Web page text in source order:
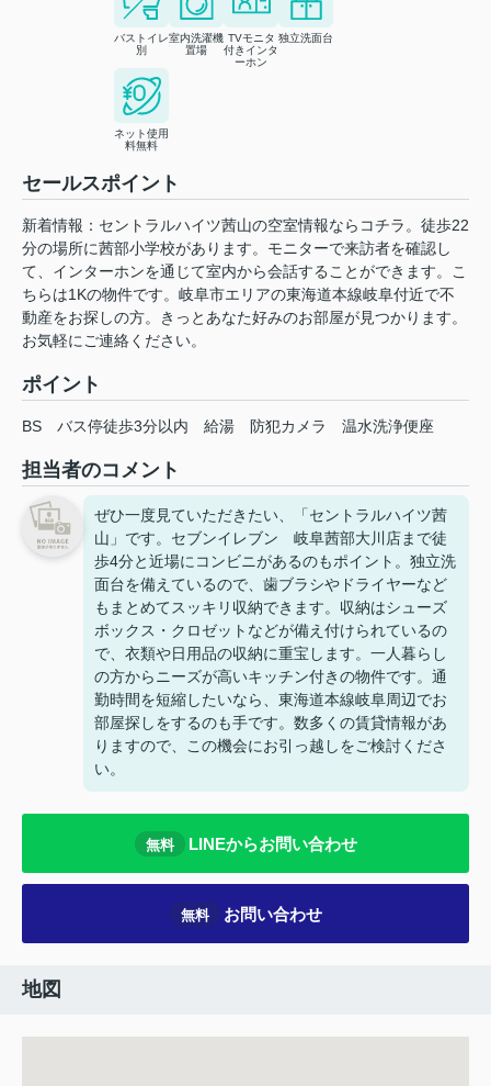
バストイレ
別
室内洗濯機
置場
TVモニタ
付きインタ
ーホン
独立洗面台
ネット使用
料無料
セールスポイント
新着情報：セントラルハイツ茜山の空室情報ならコチラ。徒歩22
分の場所に茜部小学校があります。モニターで来訪者を確認し
て、インターホンを通じて室内から会話することができます。こ
ちらは1Kの物件です。岐阜市エリアの東海道本線岐阜付近で不
動産をお探しの方。きっとあなた好みのお部屋が見つかります。
お気軽にご連絡ください。
ポイント
BS バス停徒歩3分以内 給湯 防犯カメラ 温水洗浄便座
担当者のコメント
ぜひ一度見ていただきたい、「セントラルハイツ茜
山」です。セブンイレブン 岐阜茜部大川店まで徒
歩4分と近場にコンビニがあるのもポイント。独立洗
面台を備えているので、歯ブラシやドライヤーなど
もまとめてスッキリ収納できます。収納はシューズ
ボックス・クロゼットなどが備え付けられているの
で、衣類や日用品の収納に重宝します。一人暮らし
の方からニーズが高いキッチン付きの物件です。通
勤時間を短縮したいなら、東海道本線岐阜周辺でお
部屋探しをするのも手です。数多くの賃貸情報があ
りますので、この機会にお引っ越しをご検討くださ
い。
無料 LINEからお問い合わせ
無料 お問い合わせ
地図